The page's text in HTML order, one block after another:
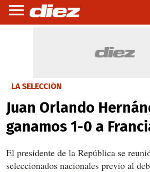
LA SELECCIÓN
Juan Orlando
ganamos 1-0 a
El presidente de la República se
seleccionados nacionales previo al